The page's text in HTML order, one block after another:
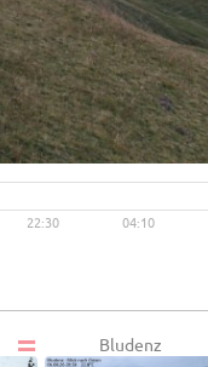
Live video available →
22:30 04:10
Bludenz